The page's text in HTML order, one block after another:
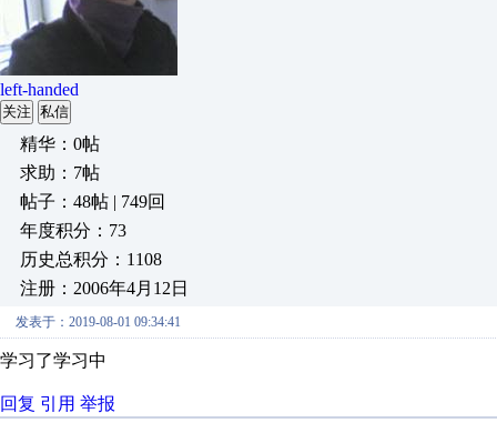
left-handed
关注 私信
精华：0帖
求助：7帖
帖子：48帖 | 749回
年度积分：73
历史总积分：1108
注册：2006年4月12日
发表于：2019-08-01 09:34:41
学习了学习中
回复 引用 举报